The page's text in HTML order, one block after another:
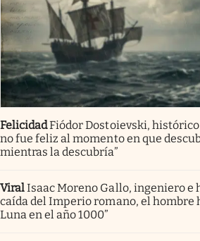
FelicidadFiódor Dostoievski,
no fue feliz al momento en que
mientras la descubría”
ViralIsaac Moreno Gallo, ingeniero e
caída del Imperio romano, el hombre
Luna en el año 1000”